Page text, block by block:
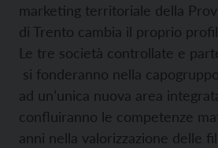
marketing territoriale della
di Trento cambia il proprio
Le tre società controllate e
si fonderanno nella
ad un’unica nuova area
confluiranno le competenze
anni nella valorizzazione delle